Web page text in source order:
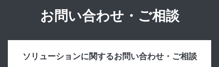
お問い合わせ・ご相談
ソリューションに関するお問い合わせ・ご相談